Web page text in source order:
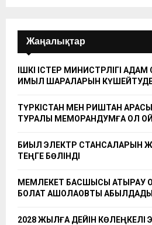
Жаңалықтар
ІШКІ ІСТЕР МИНИСТРЛІГІ
ҚИМЫЛ ШАРАЛАРЫН
ТҮРКІСТАН МЕН РИШТАН
ТУРАЛЫ МЕМОРАНДУМҒА ҚОЛ
БИЫЛ ЭЛЕКТР СТАНСАЛАРЫН
ТЕҢГЕ БӨЛІНДІ
МЕМЛЕКЕТ БАСШЫСЫ АТЫРАУ
БОЛАТ АҚШОЛАҚОВТЫ ҚАБЫЛДАДЫ
2028 ЖЫЛҒА ДЕЙІН КӨЛЕҢКЕЛІ